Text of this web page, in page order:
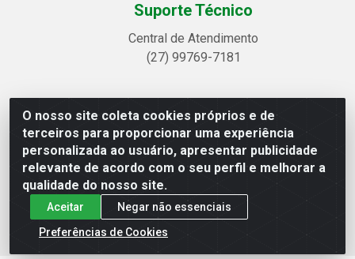
O nosso site coleta cookies próprios e de
terceiros para proporcionar uma experiência
personalizada ao usuário, apresentar publicidade
relevante de acordo com o seu perfil e melhorar a
qualidade do nosso site.
Aceitar
Negar não essenciais
Preferências de Cookies
Suporte Técnico
Central de Atendimento
(27) 99769-7181
Linhavix Distribuidora LTDA - Avenida Alegre, 2521 -
Quadra314 Lote 05 e 07 - Shell, Linhares/ES - CEP
29.901-605 - CNPJ 20.857.514/0001-75